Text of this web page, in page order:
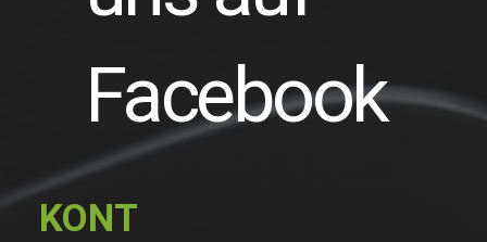
Facebook
KONT